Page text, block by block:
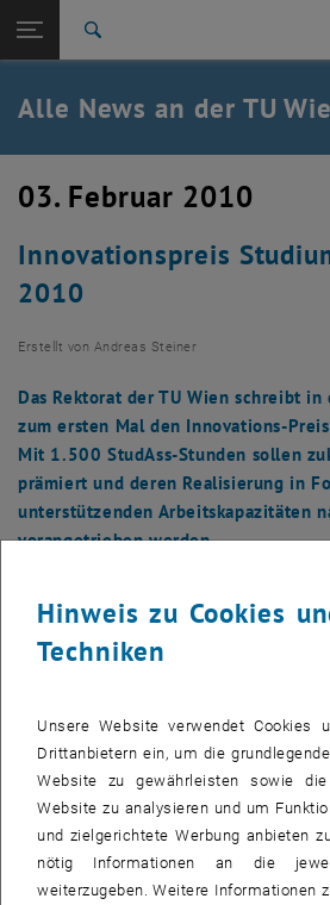
TU Login
Quicklinks
Quicklinks-Menü umschalten
Studium
Karriere
Zurück: Subseiten von TU Wien Startseite
Zurück zur letzten Ebene:
TU Wien Startseite
Übersicht
Alle News an der TU
03. Februar 2010
Innovationspreis
2010
Erstellt von Andreas Steiner
Das Rektorat der TU Wien schreibt
zum ersten Mal den Innovations-
Mit 1.500 StudAss-Stunden sollen
prämiert und deren Realisierung in
unterstützenden Arbeitskapazitäten
vorangetrieben werden.
Die Bilder zu diesem Eintrag sind erst
Teilnahmeberechtigt sind alle Lehrenden
Wien, die neue LVA unter Verwendung
Bildungstechnologie planen, für
modernes, bildungstechnologisch
wollen, bestehende LVA mit IKT-
professionellere Basis stellen bzw.
deutlich verbessern wollen.
Hinweis zu Cookies
Techniken
Unsere Website verwendet Cookies
Drittanbietern ein, um die
Website zu gewährleisten sowie
Website zu analysieren und um
und zielgerichtete Werbung anbieten
nötig Informationen an die
weiterzugeben. Weitere Informationen